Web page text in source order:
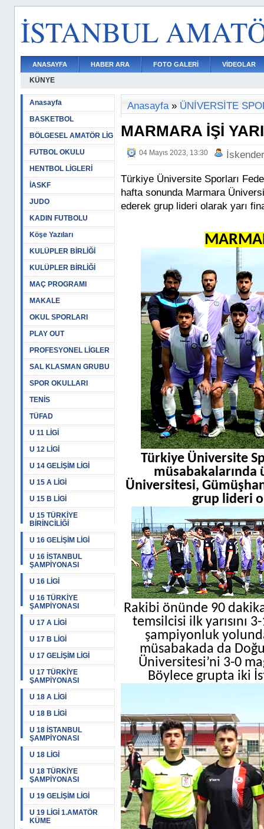
İSTANBUL
ANASAYFA HABER ARA FOTO GALERİ VİDEOLAR
KÜNYE
Anasayfa
BASKETBOL
BÖLGESEL AMATÖR LİG
FUTBOL OKULU
HENTBOL LİGLERİ
İASKF
JUDO
KADIN FUTBOLU
Köşe Yazıları
KULÜPLER BİRLİĞİ
KULÜPLER BİRLİĞİ
MAÇ PROGRAMI
MAKALE
OKUL SPORLARI
PLAY OUT
PROFESYONEL LİGLER
SAL KLASMAN GRUBU
SPOR OKULLARI
TENİS
TÜFAD
U 11 LİGİ
U 12 LİGİ
U 14 GELİŞİM LİGİ
U 15 A LİGİ
U 15 B LİGİ
U 15 TÜRKİYE
BİRİNCİLİĞİ
U 16 GELİŞİM LİGİ
U 16 İSTANBUL
ŞAMPİYONASI
U 16 LİGİ
U 16 TÜRKİYE
ŞAMPİYONASI
U 17 A LİGİ
U 17 B LİGİ
U 17 GELİŞİM LİGİ
U 17 TÜRKİYE
ŞAMPİYONASI
U 18 A LİGİ
U 18 B LİGİ
U 18 İSTANBUL
ŞAMPİYONASI
U 18 LİGİ
U 18 TÜRKİYE
ŞAMPİYONASI
U 19 GELİŞİM LİGİ
U 19 LİGİ 1.AMATÖR
KÜME
Anasayfa» ÜNİVERSİTE
MARMARA İŞİ
04 Mayıs 2023, 13:30
Türkiye Üniversite Sporları
hafta sonunda Marmara
ederek grup lideri olarak yarı
Türkiye Üniversite
müsabakalarında
Üniversitesi,
grup lideri
Rakibi önünde 90
temsilcisi ilk yarısını
şampiyonluk
müsabakada da
Üniversitesi’ni 3-0
Böylece grupta iki